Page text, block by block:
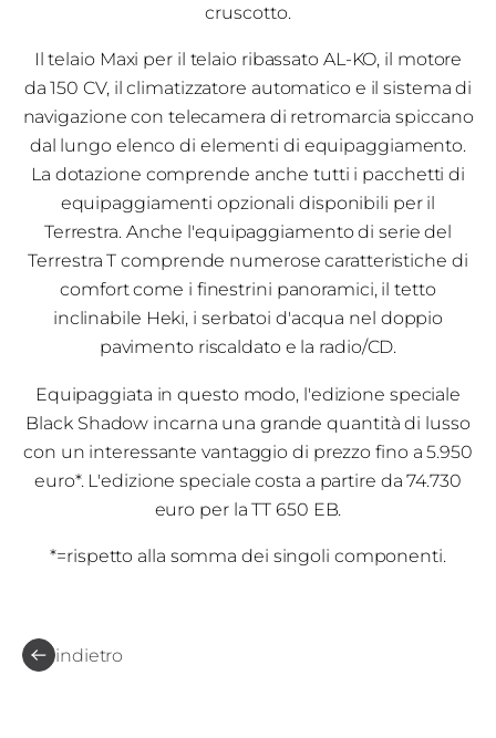
cruscotto.
Il telaio Maxi per il telaio ribassato AL-KO, il motore
da 150 CV, il climatizzatore automatico e il sistema di
navigazione con telecamera di retromarcia spiccano
dal lungo elenco di elementi di equipaggiamento.
La dotazione comprende anche tutti i pacchetti di
equipaggiamenti opzionali disponibili per il
Terrestra. Anche l'equipaggiamento di serie del
Terrestra T comprende numerose caratteristiche di
comfort come i finestrini panoramici, il tetto
inclinabile Heki, i serbatoi d'acqua nel doppio
pavimento riscaldato e la radio/CD.
Equipaggiata in questo modo, l'edizione speciale
Black Shadow incarna una grande quantità di lusso
con un interessante vantaggio di prezzo fino a 5.950
euro*. L'edizione speciale costa a partire da 74.730
euro per la TT 650 EB.
*=rispetto alla somma dei singoli componenti.
indietro